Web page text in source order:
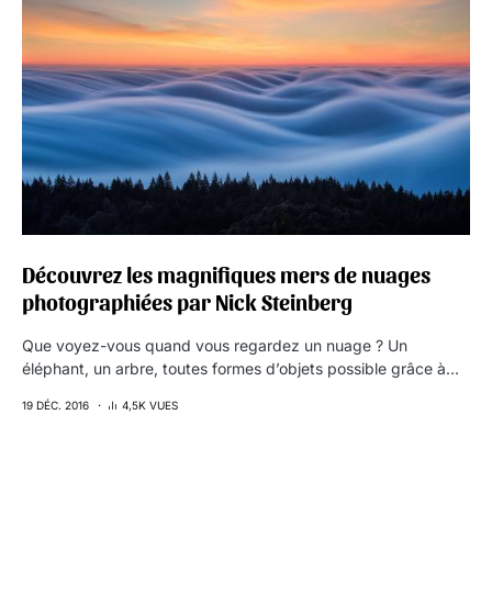
Découvrez les magnifiques mers de nuages
photographiées par Nick Steinberg
Que voyez-vous quand vous regardez un nuage ? Un
éléphant, un arbre, toutes formes d’objets possible grâce à…
19 DÉC. 2016 4,5K VUES